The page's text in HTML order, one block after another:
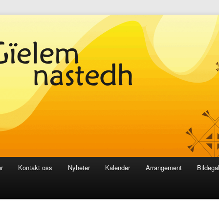
Kontakt oss Nyheter Kalender Arrangement